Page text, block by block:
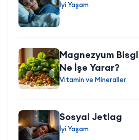
İyi Yaşam
Magnezyum
Ne İşe Yarar?
Vitamin ve Mineraller
Sosyal Jetlag
İyi Yaşam